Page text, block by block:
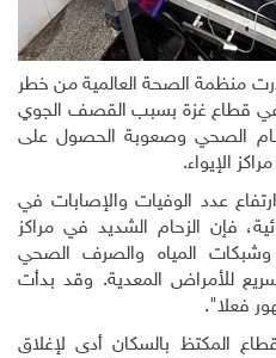
منظمة الصحة العالمية من خطر
في قطاع غزة بسبب القصف الجوي
الصحي وصعوبة الحصول على
الإيواء.
عدد الوفيات والإصابات في
فإن الزحام الشديد في مراكز
وشبكات المياه والصرف الصحي
للأمراض المعدية. وقد بدأت
فعلا".
المكتظ بالسكان أدى لإغلاق